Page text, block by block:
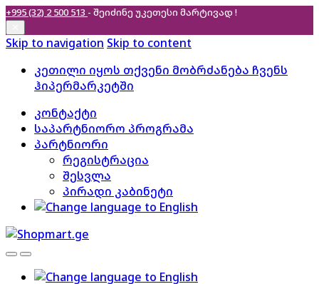
+995 (32) 2 500 513 - შეიძინე უკეთესი მარტივად !
Skip to navigation Skip to content
კეთილი იყოს თქვენი მობრძანება ჩვენს
ჰიპერმარკეტში
კონტაქტი
საპარტნიორო პროგრამა
პარტნიორი
რეგისტრაცია
შესვლა
პირადი კაბინეტი